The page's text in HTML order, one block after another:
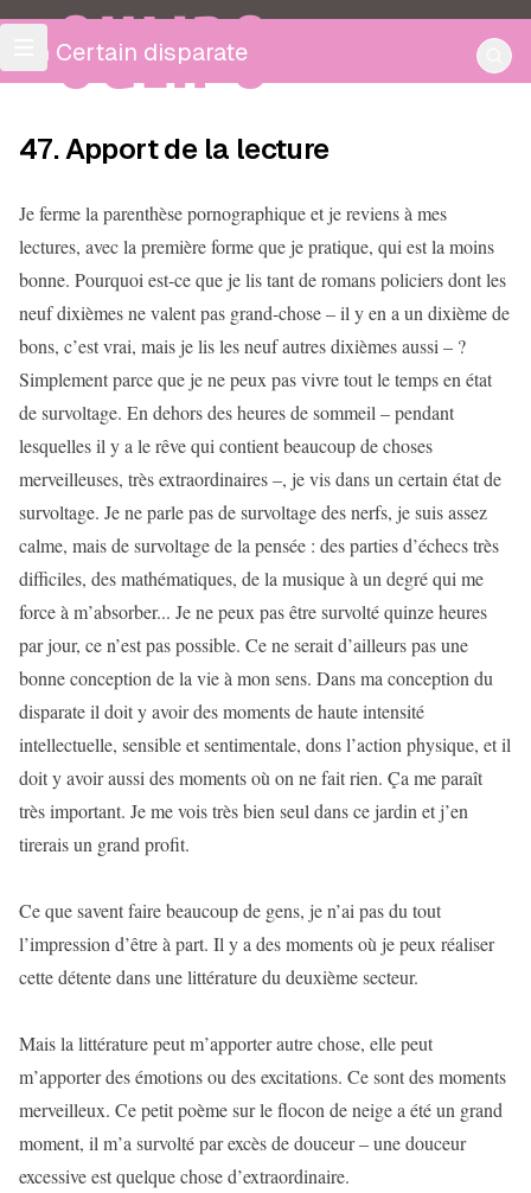
OULIPO
Un Certain disparate
47. Apport de la lecture
Je ferme la parenthèse pornographique et je reviens à mes
lectures, avec la première forme que je pratique, qui est la moins
bonne. Pourquoi est-ce que je lis tant de romans policiers dont les
neuf dixièmes ne valent pas grand-chose – il y en a un dixième de
bons, c’est vrai, mais je lis les neuf autres dixièmes aussi – ?
Simplement parce que je ne peux pas vivre tout le temps en état
de survoltage. En dehors des heures de sommeil – pendant
lesquelles il y a le rêve qui contient beaucoup de choses
merveilleuses, très extraordinaires –, je vis dans un certain état de
survoltage. Je ne parle pas de survoltage des nerfs, je suis assez
calme, mais de survoltage de la pensée : des parties d’échecs très
difficiles, des mathématiques, de la musique à un degré qui me
force à m’absorber... Je ne peux pas être survolté quinze heures
par jour, ce n’est pas possible. Ce ne serait d’ailleurs pas une
bonne conception de la vie à mon sens. Dans ma conception du
disparate il doit y avoir des moments de haute intensité
intellectuelle, sensible et sentimentale, dons l’action physique, et il
doit y avoir aussi des moments où on ne fait rien. Ça me paraît
très important. Je me vois très bien seul dans ce jardin et j’en
tirerais un grand profit.
Ce que savent faire beaucoup de gens, je n’ai pas du tout
l’impression d’être à part. Il y a des moments où je peux réaliser
cette détente dans une littérature du deuxième secteur.
Mais la littérature peut m’apporter autre chose, elle peut
m’apporter des émotions ou des excitations. Ce sont des moments
merveilleux. Ce petit poème sur le flocon de neige a été un grand
moment, il m’a survolté par excès de douceur – une douceur
excessive est quelque chose d’extraordinaire.